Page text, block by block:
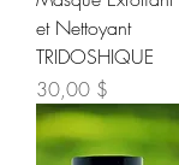
et Nettoyant
TRIDOSHIQUE
Prix
30,00 $